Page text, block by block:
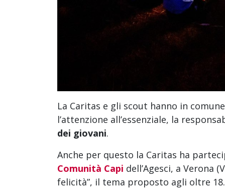
La Caritas e gli scout hanno in
l’attenzione all’essenziale, la
dei giovani.
Anche per questo la Caritas ha
Comunità Capi dell’Agesci, a Verona
felicità”, il tema proposto agli oltre